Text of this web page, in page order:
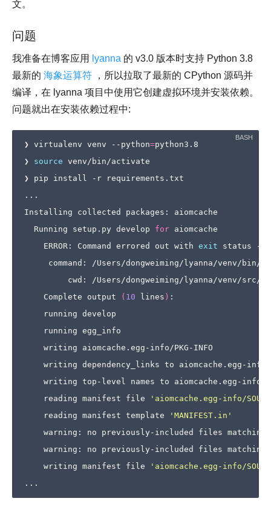
文。
问题
我准备在博客应用 lyanna 的 v3.0 版本时支持 Python 3.8
最新的 海象运算符 ，所以拉取了最新的 CPython 源码并
编译，在 lyanna 项目中使用它创建虚拟环境并安装依赖。
问题就出在安装依赖过程中:
❯ virtualenv venv --python=python3.8
❯ source venv/bin/activate
❯ pip install -r requirements.txt
...
Installing collected packages: aiomcache
  Running setup.py develop
for aiomcache
    ERROR: Command errored out with
exit status -
command: /Users/dongweiming/lyanna/venv/bin/
cwd: /Users/dongweiming/lyanna/venv/src/
    Complete output
( 10 lines ) :
    running develop
    running egg_info
    writing aiomcache.egg-info/PKG-INFO
writing dependency_links to aiomcache.egg-
writing top-level names to aiomcache.egg-info/
    reading manifest file
'aiomcache.egg-info/
    reading manifest template
'MANIFEST.in'
    warning: no previously-included files matching
    warning: no previously-included files matching
    writing manifest file
'aiomcache.egg-info/